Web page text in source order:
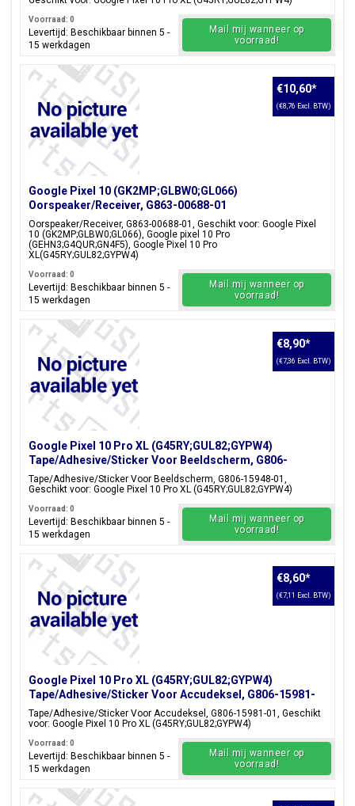
Voorraad: 0
Levertijd: Beschikbaar binnen 5 -
15 werkdagen
Mail mij wanneer op
voorraad!
Google Pixel 10 (GK2MP;GLBW0;GL066)
Oorspeaker/Receiver, G863-00688-01
Oorspeaker/Receiver, G863-00688-01, Geschikt voor: Google Pixel
10 (GK2MP;GLBW0;GL066), Google pixel 10 Pro
(GEHN3;G4QUR;GN4F5), Google Pixel 10 Pro
XL(G45RY;GUL82;GYPW4)
€10,60*
(€8,76 Excl. BTW)
Voorraad: 0
Levertijd: Beschikbaar binnen 5 -
15 werkdagen
Mail mij wanneer op
voorraad!
Google Pixel 10 Pro XL (G45RY;GUL82;GYPW4)
Tape/Adhesive/Sticker Voor Beeldscherm, G806-
15948-01
Tape/Adhesive/Sticker Voor Beeldscherm, G806-15948-01,
Geschikt voor: Google Pixel 10 Pro XL (G45RY;GUL82;GYPW4)
€8,90*
(€7,36 Excl. BTW)
Voorraad: 0
Levertijd: Beschikbaar binnen 5 -
15 werkdagen
Mail mij wanneer op
voorraad!
Google Pixel 10 Pro XL (G45RY;GUL82;GYPW4)
Tape/Adhesive/Sticker Voor Accudeksel, G806-15981-
01
Tape/Adhesive/Sticker Voor Accudeksel, G806-15981-01, Geschikt
voor: Google Pixel 10 Pro XL (G45RY;GUL82;GYPW4)
€8,60*
(€7,11 Excl. BTW)
Voorraad: 0
Levertijd: Beschikbaar binnen 5 -
15 werkdagen
Mail mij wanneer op
voorraad!